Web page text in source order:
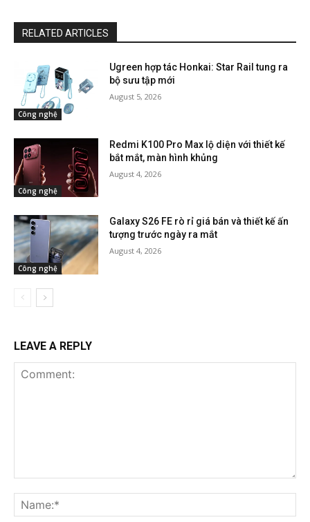
RELATED ARTICLES
Công nghệ
Ugreen hợp tác Honkai: Star Rail tung ra
bộ sưu tập mới
August 5, 2026
Công nghệ
Redmi K100 Pro Max lộ diện với thiết kế
bắt mắt, màn hình khủng
August 4, 2026
Công nghệ
Galaxy S26 FE rò rỉ giá bán và thiết kế ấn
tượng trước ngày ra mắt
August 4, 2026
LEAVE A REPLY